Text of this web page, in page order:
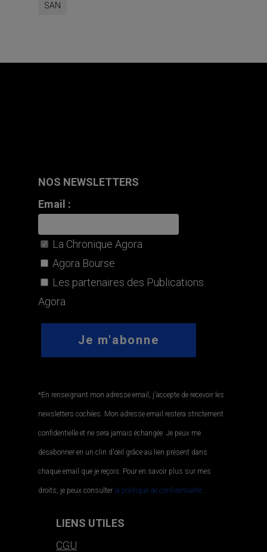
SAN
NOS NEWSLETTERS
Email :
La Chronique Agora
Agora Bourse
Les partenaires des Publications
Agora
*En renseignant mon adresse email, j'accepte de recevoir les
newsletters cochées. Mon adresse email restera strictement
confidentielle et ne sera jamais échangée. Je peux me
désabonner en un clin d'œil grâce au lien présent dans
chaque email que je reçois. Pour en savoir plus sur mes
droits, je peux consulter la politique de confidentialité..
LIENS UTILES
CGU